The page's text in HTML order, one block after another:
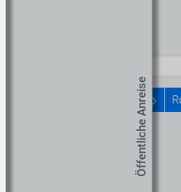
Öffentliche Anreise